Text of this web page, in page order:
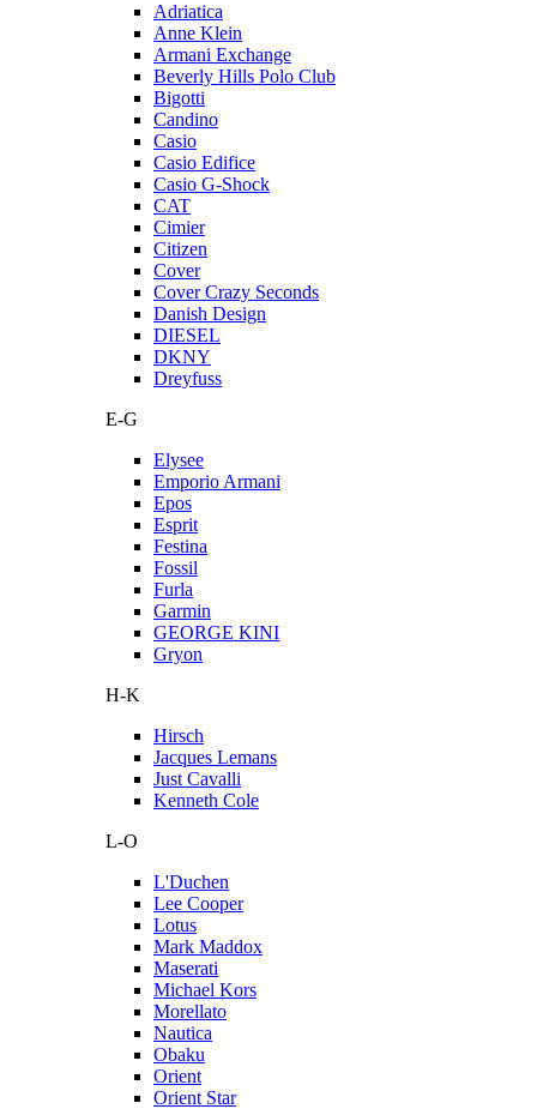
Adriatica
Anne Klein
Armani Exchange
Beverly Hills Polo Club
Bigotti
Candino
Casio
Casio Edifice
Casio G-Shock
CAT
Cimier
Citizen
Cover
Cover Crazy Seconds
Danish Design
DIESEL
DKNY
Dreyfuss
E-G
Elysee
Emporio Armani
Epos
Esprit
Festina
Fossil
Furla
Garmin
GEORGE KINI
Gryon
H-K
Hirsch
Jacques Lemans
Just Cavalli
Kenneth Cole
L-O
L'Duchen
Lee Cooper
Lotus
Mark Maddox
Maserati
Michael Kors
Morellato
Nautica
Obaku
Orient
Orient Star